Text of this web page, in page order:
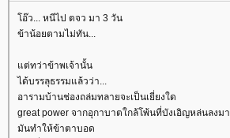
อ๊ว... หนีไป ตจว มา 3 วัน
ข้าน้อยตามไม่ทัน...
ต่ทว่าข้าพเจ้านั้น
ได้บรรลุธรรมแล้วว่า...
อารามบ้านช่องถล่มทลายจะเป็นเยี่ยงใด
great power จากอุกาบาตใกล้โพ้นที่บังเอิญหล่นลงมา
มันทำให้ข้าตาบอด